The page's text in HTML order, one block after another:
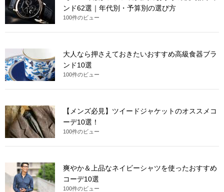
ンド62選｜年代別・予算別の選び方
100件のビュー
大人なら押さえておきたいおすすめ高級食器ブラ
ンド10選
100件のビュー
【メンズ必見】ツイードジャケットのオススメコ
ーデ10選！
100件のビュー
爽やか＆上品なネイビーシャツを使ったおすすめ
コーデ10選
100件のビュー